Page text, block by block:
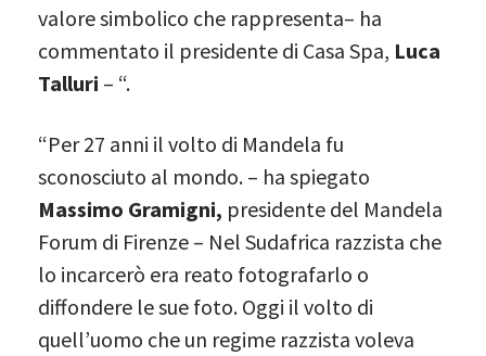
valore simbolico che rappresenta– ha
commentato il presidente di Casa Spa, Luca
Talluri – “.
“Per 27 anni il volto di Mandela fu
sconosciuto al mondo. – ha spiegato
Massimo Gramigni, presidente del Mandela
Forum di Firenze – Nel Sudafrica razzista che
lo incarcerò era reato fotografarlo o
diffondere le sue foto. Oggi il volto di
quell’uomo che un regime razzista voleva